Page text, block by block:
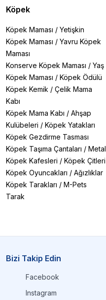
Köpek
Köpek Maması / Yetişkin
Köpek Maması / Yavru Köpek
Maması
Konserve Köpek Maması / Yaş
Köpek Maması / Köpek Ödülü
Köpek Kemik / Çelik Mama
Kabı
Köpek Mama Kabı / Ahşap
Kulübeleri / Köpek Yatakları
Köpek Gezdirme Tasması
Köpek Taşıma Çantaları / Metal
Köpek Kafesleri / Köpek Çitleri
Köpek Oyuncakları / Ağızlıklar
Köpek Tarakları / M-Pets
Tarak
Bizi Takip Edin
Facebook
Instagram